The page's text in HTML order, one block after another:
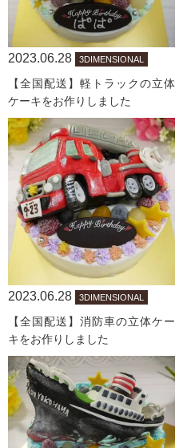
2023.06.28 3DIMENSIONAL
【全国配送】軽トラックの立体
ケーキをお作りしました
2023.06.28 3DIMENSIONAL
【全国配送】消防車の立体ケー
キをお作りしました